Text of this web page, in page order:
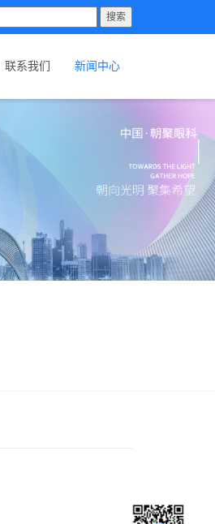
搜索
联系我们 新闻中心